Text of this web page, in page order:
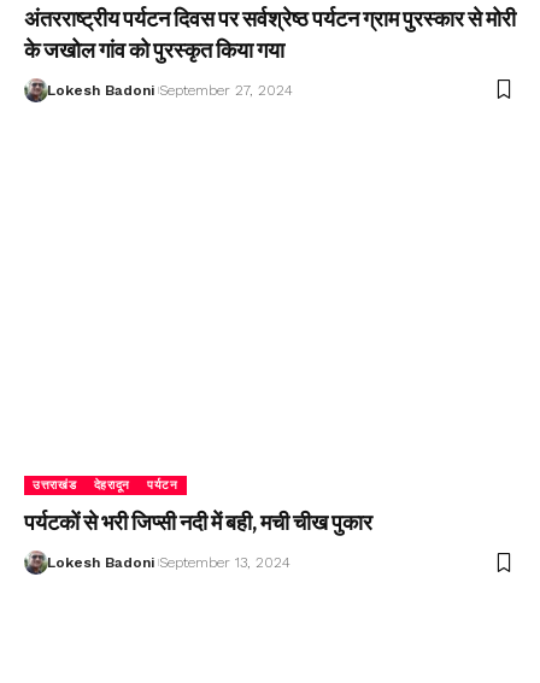
अंतरराष्ट्रीय पर्यटन दिवस पर सर्वश्रेष्ठ पर्यटन ग्राम पुरस्कार से मोरी
के जखोल गांव को पुरस्कृत किया गया
Lokesh Badoni September 27, 2024
उत्तराखंड देहरादून पर्यटन
पर्यटकों से भरी जिप्सी नदी में बही, मची चीख पुकार
Lokesh Badoni September 13, 2024